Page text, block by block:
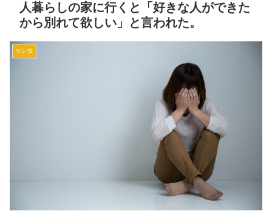
人暮らしの家に行くと「好きな人ができた
から別れて欲しい」と言われた。
サレ女